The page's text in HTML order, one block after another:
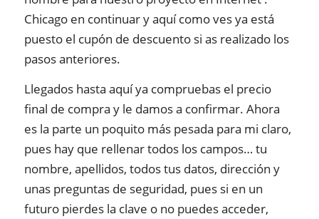
Chicago en continuar y aquí como ves ya está
puesto el cupón de descuento si as realizado los
pasos anteriores.
Llegados hasta aquí ya compruebas el precio
final de compra y le damos a confirmar. Ahora
es la parte un poquito más pesada para mi claro,
pues hay que rellenar todos los campos… tu
nombre, apellidos, todos tus datos, dirección y
unas preguntas de seguridad, pues si en un
futuro pierdes la clave o no puedes acceder,